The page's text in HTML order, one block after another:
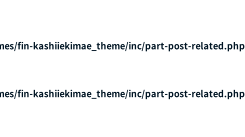
fin-kashiiekimae_theme/inc/part-post-related.php
fin-kashiiekimae_theme/inc/part-post-related.php